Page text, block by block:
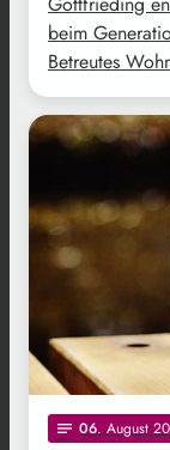
beim
Betreutes
notes 06. August